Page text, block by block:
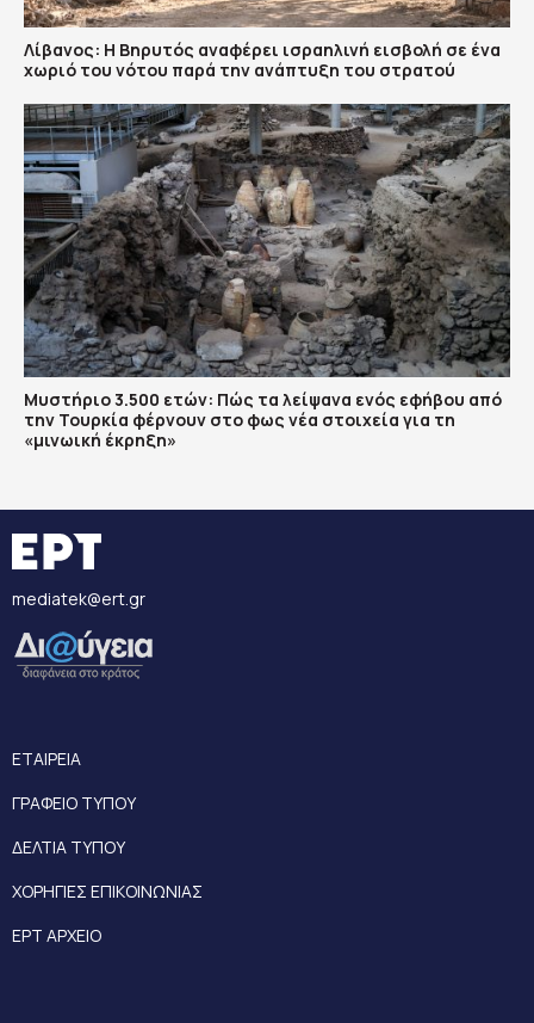
Λίβανος: Η Βηρυτός αναφέρει ισραηλινή εισβολή σε ένα
χωριό του νότου παρά την ανάπτυξη του στρατού
Μυστήριο 3.500 ετών: Πώς τα λείψανα ενός εφήβου από
την Τουρκία φέρνουν στο φως νέα στοιχεία για τη
«μινωική έκρηξη»
mediatek@ert.gr
ΕΤΑΙΡΕΙΑ
ΓΡΑΦΕΙΟ ΤΥΠΟΥ
ΔΕΛΤΙΑ ΤΥΠΟΥ
ΧΟΡΗΓΙΕΣ ΕΠΙΚΟΙΝΩΝΙΑΣ
ΕΡΤ ΑΡΧΕΙΟ